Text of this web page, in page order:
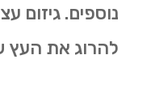
נוספים. גיזום
להרוג את העץ